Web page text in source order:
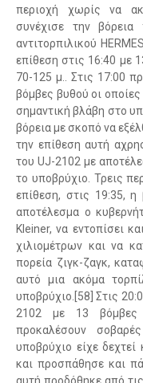
περιοχή χωρίς να
συνέχισε την
αντιτορπιλικού
επίθεση στις 16:40 με
70-125 μ.. Στις 17:00
βόμβες βυθού οι
σημαντική βλάβη στο
βόρεια με σκοπό να
την επίθεση αυτή
του UJ-2102 με
το υποβρύχιο. Τρεις
επίθεση, στις 19:35,
αποτέλεσμα ο
Kleiner, να εντοπίσει
χιλιομέτρων και να
πορεία ζιγκ-ζαγκ,
αυτό μια ακόμα
υποβρύχιο.[58] Στις
2102 με 13 βόμβες
προκαλέσουν
υποβρύχιο είχε δεχτεί
και προσπάθησε και